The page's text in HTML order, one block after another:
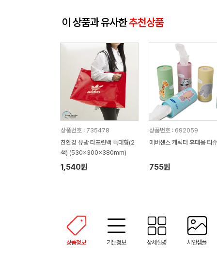
이 상품과 유사한추천상품
상품번호 : 735478
친환경 유광 타포린백 특대형(2
색) (530x300x380mm)
1,540원
상품번호 : 692059
에버센스 캐릭터 휴대용 티슈
755원
상품정보 기본정보 상세설명 시안샘플